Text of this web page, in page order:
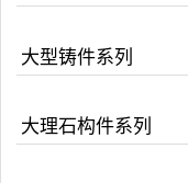
大型铸件系列
大理石构件系列